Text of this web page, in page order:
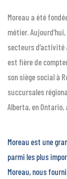
Moreau a été
métier.
secteurs d’activité
est fière de
son siège social à
succursales
Alberta, en Ontario,
Moreau est une
parmi les plus
Moreau, nous